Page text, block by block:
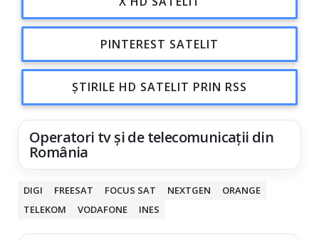
PINTEREST SATELIT
ȘTIRILE HD SATELIT PRIN RSS
Operatori tv și de telecomunicații din
România
DIGI FREESAT FOCUS SAT NEXTGEN
ORANGE
TELEKOM
VODAFONE INES